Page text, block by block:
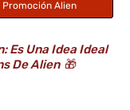
Promoción Alien
Es Una Idea Ideal
De Alien 🎁